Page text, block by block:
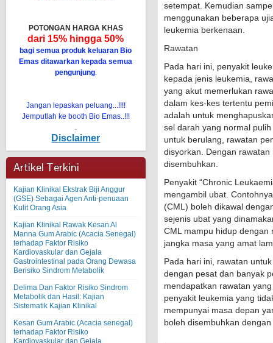
POTONGAN HARGA KHAS
dari 15% hingga 50%
bagi semua produk keluaran Bio
Emas ditawarkan kepada semua
pengunjung.
Jangan lepaskan peluang...!!!!
Jemputlah ke booth Bio Emas..!!!
.
Disclaimer
Artikel Terkini
Kajian Klinikal Ekstrak Biji Anggur
(GSE) Sebagai Agen Anti-penuaan
Kulit Orang Asia
Kajian Klinikal Rawak Kesan Al
Manna Gum Arabic (Acacia Senegal)
terhadap Faktor Risiko
Kardiovaskular dan Gejala
Gastrointestinal pada Orang Dewasa
Berisiko Sindrom Metabolik
Delima Dan Faktor Risiko Sindrom
Metabolik dan Hasil: Kajian
Sistematik Kajian Klinikal
Kesan Gum Arabic (Acacia senegal)
terhadap Faktor Risiko
Kardiovaskular dan Gejala
setempat. Kemudian
menggunakan beberapa
leukemia berkenaan.
Rawatan
Pada hari ini, penyakit
kepada jenis leukemia,
yang akut memerlukan
dalam kes-kes tertentu
adalah untuk
sel darah yang normal
untuk berulang, rawatan
disyorkan. Dengan
disembuhkan.
Penyakit “Chronic
mengambil ubat.
(CML) boleh dikawal
sejenis ubat yang
CML mampu hidup
jangka masa yang amat
Pada hari ini, rawatan
dengan pesat dan banyak
mendapatkan rawatan
penyakit leukemia yang
mempunyai masa depan
boleh disembuhkan